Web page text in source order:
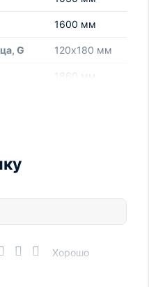
1600 мм
G 120х180 мм
1860 мм
Хорошо